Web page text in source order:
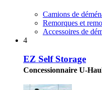
Camions de
Remorques et
Accessoires de
4
EZ Self Storage
Concessionnaire U-